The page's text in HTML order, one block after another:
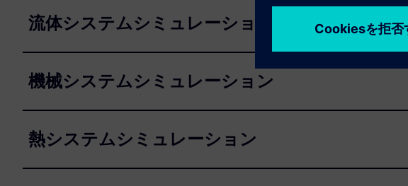
流体システムシミュレーション
機械システムシミュレーション
熱システムシミュレーション